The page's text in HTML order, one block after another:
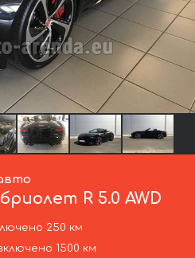
R 5.0 AWD
250 км
1500 км